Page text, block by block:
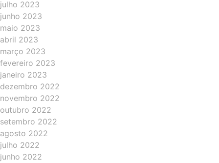
julho 2023
junho 2023
maio 2023
abril 2023
março 2023
fevereiro 2023
janeiro 2023
dezembro 2022
novembro 2022
outubro 2022
setembro 2022
agosto 2022
julho 2022
junho 2022